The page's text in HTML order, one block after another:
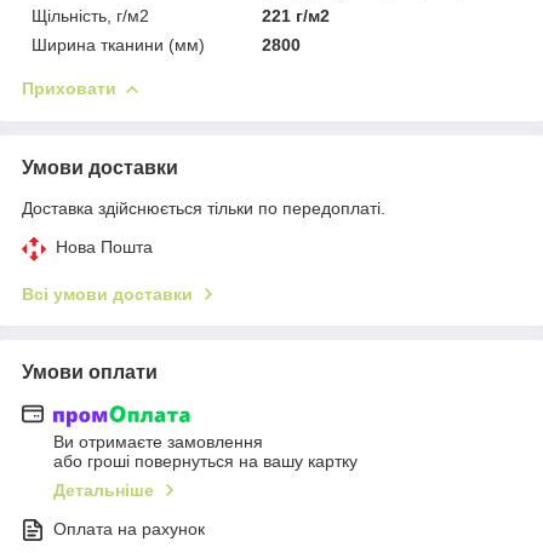
Щільність, г/м2
221 г/м2
Ширина тканини (мм)
2800
Приховати
Умови доставки
Доставка здійснюється тільки по передоплаті.
Нова Пошта
Всі умови доставки
Умови оплати
Ви отримаєте замовлення
або гроші повернуться на вашу картку
Детальніше
Оплата на рахунок